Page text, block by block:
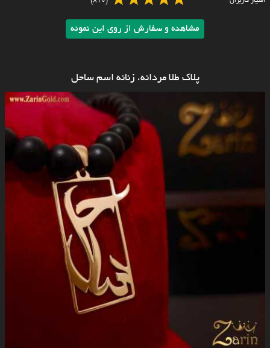
مشاهده و سفارش از روی این نمونه
پلاک طلا مردانه، زنانه اسم ساحل